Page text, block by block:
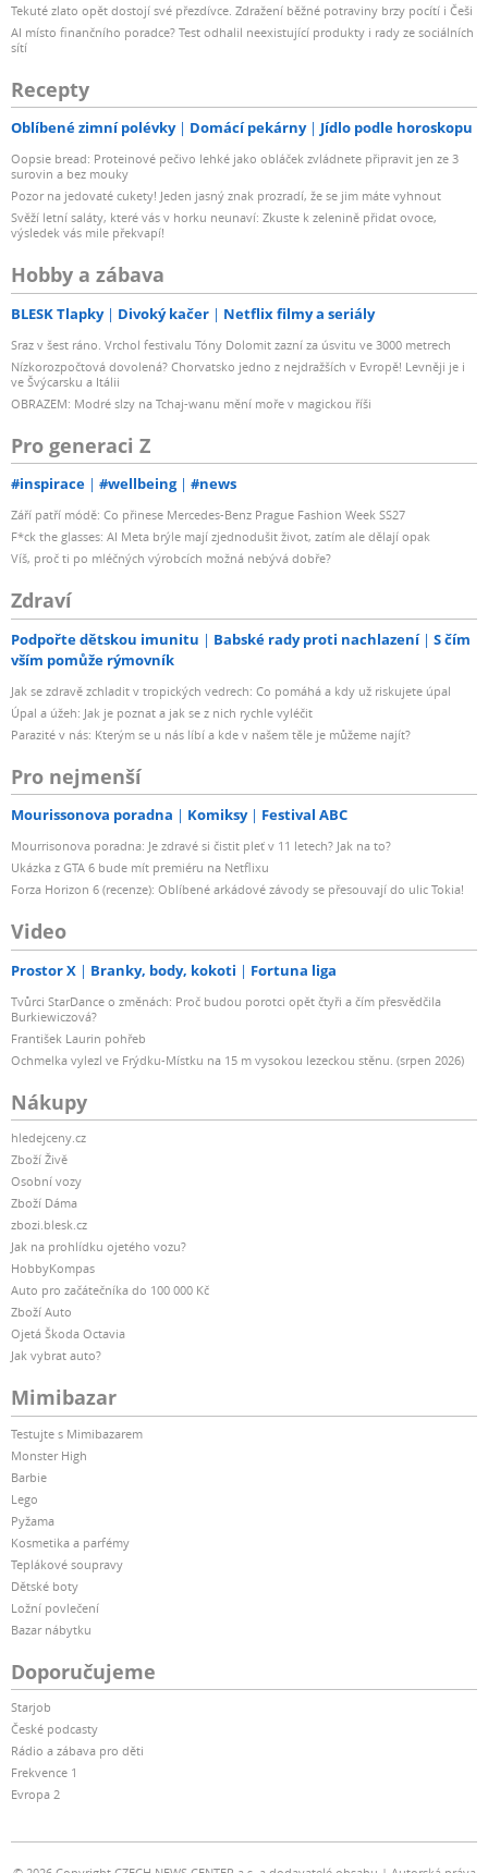
Tekuté zlato opět dostojí své přezdívce. Zdražení běžné potraviny brzy pocítí i Češi
AI místo finančního poradce? Test odhalil neexistující produkty i rady ze sociálních
sítí
Recepty
Oblíbené zimní polévky Domácí pekárny Jídlo podle horoskopu
Oopsie bread: Proteinové pečivo lehké jako obláček zvládnete připravit jen ze 3
surovin a bez mouky
Pozor na jedovaté cukety! Jeden jasný znak prozradí, že se jim máte vyhnout
Svěží letní saláty, které vás v horku neunaví: Zkuste k zelenině přidat ovoce,
výsledek vás mile překvapí!
Hobby a zábava
BLESK Tlapky Divoký kačer Netflix filmy a seriály
Sraz v šest ráno. Vrchol festivalu Tóny Dolomit zazní za úsvitu ve 3000 metrech
Nízkorozpočtová dovolená? Chorvatsko jedno z nejdražších v Evropě! Levněji je i
ve Švýcarsku a Itálii
OBRAZEM: Modré slzy na Tchaj-wanu mění moře v magickou říši
Pro generaci Z
#inspirace #wellbeing #news
Září patří módě: Co přinese Mercedes-Benz Prague Fashion Week SS27
F*ck the glasses: AI Meta brýle mají zjednodušit život, zatím ale dělají opak
Víš, proč ti po mléčných výrobcích možná nebývá dobře?
Zdraví
Podpořte dětskou imunitu Babské rady proti nachlazení
S čím
vším pomůže rýmovník
Jak se zdravě zchladit v tropických vedrech: Co pomáhá a kdy už riskujete úpal
Úpal a úžeh: Jak je poznat a jak se z nich rychle vyléčit
Parazité v nás: Kterým se u nás líbí a kde v našem těle je můžeme najít?
Pro nejmenší
Mourissonova poradna Komiksy Festival ABC
Mourrisonova poradna: Je zdravé si čistit pleť v 11 letech? Jak na to?
Ukázka z GTA 6 bude mít premiéru na Netflixu
Forza Horizon 6 (recenze): Oblíbené arkádové závody se přesouvají do ulic Tokia!
Video
Prostor X Branky, body, kokoti Fortuna liga
Tvůrci StarDance o změnách: Proč budou porotci opět čtyři a čím přesvědčila
Burkiewiczová?
František Laurin pohřeb
Ochmelka vylezl ve Frýdku-Místku na 15 m vysokou lezeckou stěnu. (srpen 2026)
Nákupy
hledejceny.cz
Zboží Živě
Osobní vozy
Zboží Dáma
zbozi.blesk.cz
Jak na prohlídku ojetého vozu?
HobbyKompas
Auto pro začátečníka do 100 000 Kč
Zboží Auto
Ojetá Škoda Octavia
Jak vybrat auto?
Mimibazar
Testujte s Mimibazarem
Monster High
Barbie
Lego
Pyžama
Kosmetika a parfémy
Teplákové soupravy
Dětské boty
Ložní povlečení
Bazar nábytku
Doporučujeme
Starjob
České podcasty
Rádio a zábava pro děti
Frekvence 1
Evropa 2